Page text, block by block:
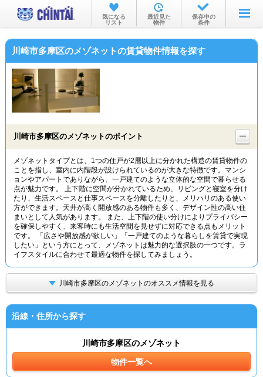
お部屋を探す
沿線・駅から
物件特集から
TOP
気になる
リスト
最近見た
物件
保存中の
条件
川崎市多摩区のメゾネットの賃貸物件情報を探す
川崎市多摩区のメゾネットのポイント
メゾネットタイプとは、1つの住戸が2層以上に分かれた構造の賃貸物件の
ことを指し、室内に内階段が設けられているのが大きな特徴です。マンシ
ョンやアパートでありながら、一戸建てのような立体的な空間で暮らせる
点が魅力です。 上下階に空間が分かれているため、リビングと寝室を分け
たり、生活スペースと仕事スペースを分離したりと、メリハリのある使い
方ができます。天井が高く開放感のある物件も多く、デザイン性の高い住
まいとして人気があります。 また、上下階の使い分けによりプライバシー
を確保しやすく、来客時にも生活空間を見せずに対応できる点もメリット
です。 「広さや開放感が欲しい」「一戸建てのような暮らしを賃貸で実現
したい」という方にとって、メゾネットは魅力的な選択肢の一つです。ラ
イフスタイルに合わせて最適な物件を探してみましょう。
川崎市多摩区のメゾネットのオススメ情報を見る
沿線・住所から探す
川崎市多摩区のメゾネット
物件一覧へ